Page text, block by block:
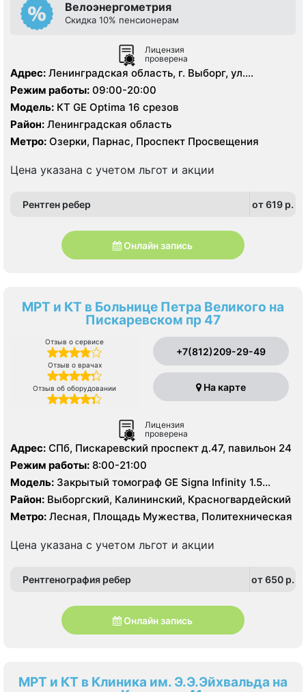
Велоэнергометрия
Скидка 10% пенсионерам
Лицензия
проверена
Адрес: Ленинградская область, г. Выборг, ул.
Ильинская, д.8.
Режим работы: 09:00-20:00
Модель: КТ GE Optima 16 срезов
Район: Ленинградская область
Метро: Озерки, Парнас, Проспект Просвещения
Цена указана с учетом льгот и акции
Рентген ребер от 619 p.
Онлайн запись
МРТ и КТ в Больнице Петра Великого на
Пискаревском пр 47
Отзыв о сервисе
Отзыв о врачах
Отзыв об оборудовании
+7(812)209-29-49
На карте
Лицензия
проверена
Адрес: СПб, Пискаревский проспект д.47, павильон 24
Режим работы: 8:00-21:00
Модель: Закрытый томограф GE Signa Infinity 1.5
Тесла, КТ Toshiba Aguilion 64 среза, УЗИ
Район: Выборгский, Калининский, Красногвардейский
Метро: Лесная, Площадь Мужества, Политехническая
Цена указана с учетом льгот и акции
Рентгенография ребер от 650 p.
Онлайн запись
МРТ и КТ в Клиника им. Э.Э.Эйхвальда на